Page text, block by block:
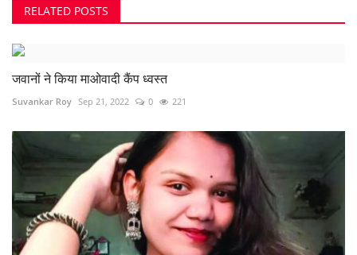
RELATED POSTS
जवानों ने किया माओवादी कैंप ध्वस्त
Suvankar Roy Sep 21, 2022 0 221